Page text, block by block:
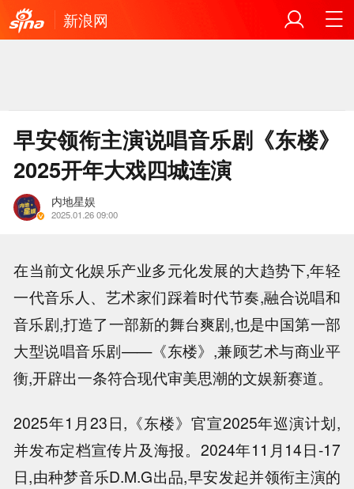
新浪网
早安领衔主演说唱音乐剧《东楼》
2025开年大戏四城连演
内地星娱
2025.01.26 09:00
在当前文化娱乐产业多元化发展的大趋势下,年轻
一代音乐人、艺术家们踩着时代节奏,融合说唱和
音乐剧,打造了一部新的舞台爽剧,也是中国第一部
大型说唱音乐剧——《东楼》,兼顾艺术与商业平
衡,开辟出一条符合现代审美思潮的文娱新赛道。
2025年1月23日,《东楼》官宣2025年巡演计划,
并发布定档宣传片及海报。2024年11月14日-17
日,由种梦音乐D.M.G出品,早安发起并领衔主演的